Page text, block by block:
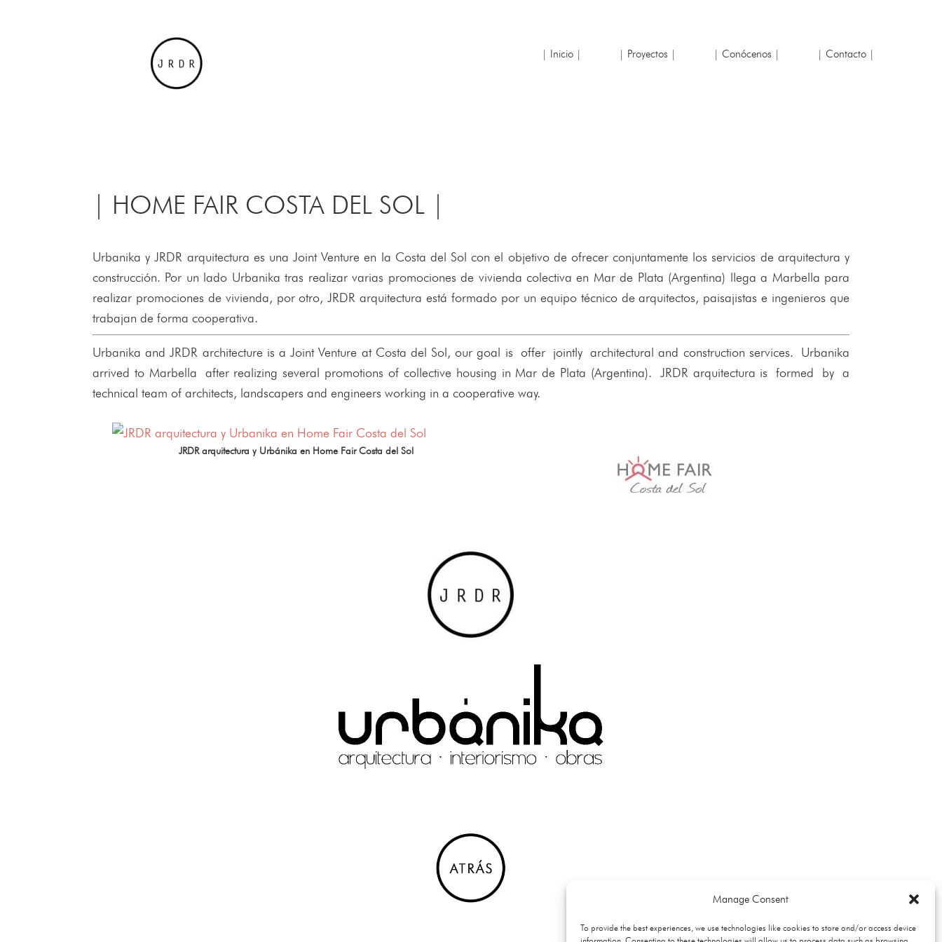
Manage Consent
To provide the best experiences, we use technologies like cookies to store and/or access device
| Inicio | | Proyectos | | Conócenos | | Contacto |
| HOME FAIR COSTA DEL SOL |
Urbanika y JRDR arquitectura es una Joint Venture en la Costa del Sol con el objetivo de ofrecer conjuntamente los servicios de arquitectura y
construcción. Por un lado Urbanika tras realizar varias promociones de vivienda colectiva en Mar de Plata (Argentina) llega a Marbella para
realizar promociones de vivienda, por otro, JRDR arquitectura está formado por un equipo técnico de arquitectos, paisajistas e ingenieros que
trabajan de forma cooperativa.
Urbanika and JRDR architecture is a Joint Venture at Costa del Sol, our goal is offer jointly architectural and construction services. Urbanika
arrived to Marbella after realizing several promotions of collective housing in Mar de Plata (Argentina). JRDR arquitectura is formed by a
technical team of architects, landscapers and engineers working in a cooperative way.
JRDR arquitectura y Urbánika en Home Fair Costa del Sol